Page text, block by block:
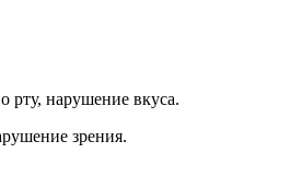
рту, нарушение вкуса.
зрения.